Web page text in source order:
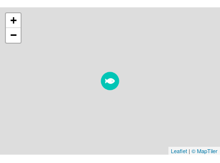
+
−
Leaflet | © MapTiler